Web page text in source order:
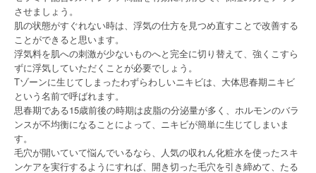
させましょう。
肌の状態がすぐれない時は、浮気の仕方を見つめ直すことで改善する
ことができると思います。
浮気料を肌への刺激が少ないものへと完全に切り替えて、強くこすら
ずに浮気していただくことが必要でしょう。
Tゾーンに生じてしまったわずらわしいニキビは、大体思春期ニキビ
という名前で呼ばれます。
思春期である15歳前後の時期は皮脂の分泌量が多く、ホルモンのバラ
ンスが不均衡になることによって、ニキビが簡単に生じてしまいま
す。
毛穴が開いていて悩んでいるなら、人気の収れん化粧水を使ったスキ
ンケアを実行するようにすれば、開き切った毛穴を引き締めて、たる